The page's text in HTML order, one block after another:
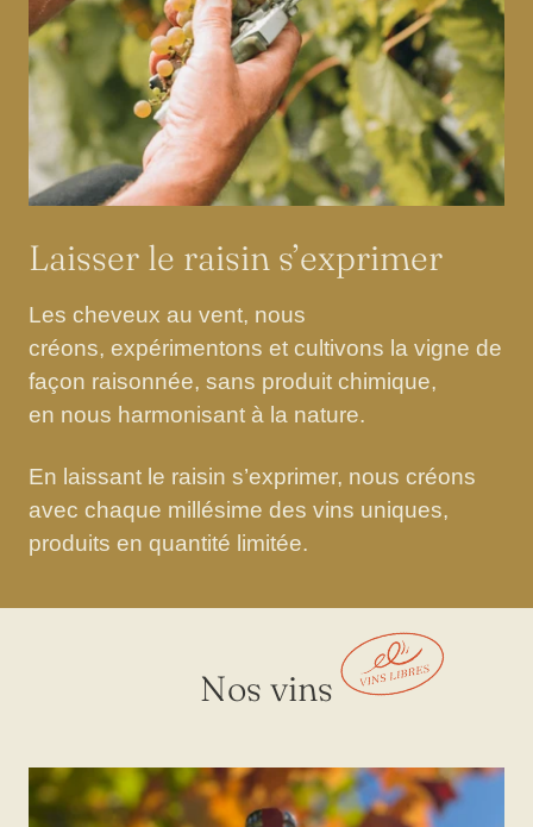
i
v
e
3
s
u
r
3
Laisser le raisin s’exprimer
Les cheveux au vent, nous
créons, expérimentons et cultivons la vigne de
façon raisonnée, sans produit chimique,
en nous harmonisant à la nature.
En laissant le raisin s’exprimer, nous créons
avec chaque millésime des vins uniques,
produits en quantité limitée.
Nos vins